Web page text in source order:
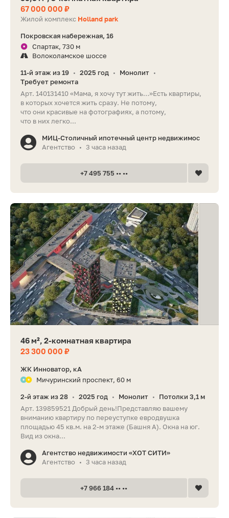
67 000 000 ₽
Жилой комплекс Holland park
Покровская набережная, 16
Спартак, 730 м
Волоколамское шоссе
11-й этаж из 19 • 2025 год • Монолит •
Требует ремонта
Арт. 140131410 «Мама, я хочу тут жить…»Есть квартиры,
в которых хочется жить сразу. Не потому,
что они красивые на фотографиях, а потому,
что в них легко...
МИЦ-Столичный ипотечный центр недвижимос
Агентство
• 3 часа назад
+7 495 755 •• ••
46 м², 2-комнатная квартира
23 300 000 ₽
ЖК Инноватор, кА
Мичуринский проспект, 60 м
2-й этаж из 28 • 2025 год • Монолит •
Потолки 3,1 м
Арт. 139859521 Добрый день!Представляю вашему
вниманию квартиру по переуступке евродвушка
площадью 45 кв.м. на 2-м этаже (Башня А). Окна на юг.
Вид из окна...
Агентство недвижимости «ХОТ СИТИ»
Агентство
• 3 часа назад
+7 966 184 •• ••